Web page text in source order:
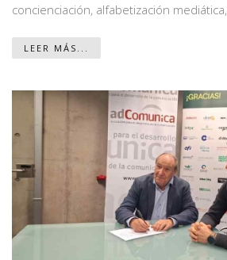
concienciación, alfabetización mediática,
LEER MÁS...